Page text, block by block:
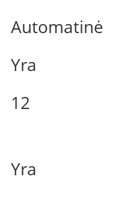
Automatinė
Yra
12
Yra